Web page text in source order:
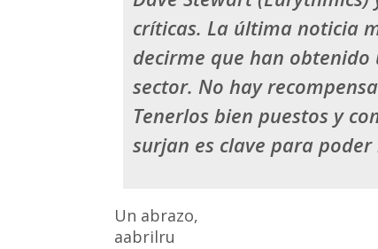
críticas. La última noticia
decirme que han
sector. No hay
Tenerlos bien puestos y
surjan es clave para
Un abrazo,
aabrilru